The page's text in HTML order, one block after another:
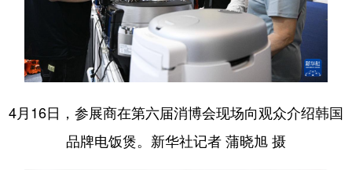
4月16日，参展商在第六届消博会现场向观众介绍韩国
品牌电饭煲。新华社记者 蒲晓旭 摄